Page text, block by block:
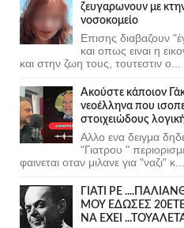
ζευγαρωνουν με
νοσοκομείο
Επισης διαβαζουν
και οπως ειναι η
και στην ζωη τους, τουτεστιν ο...
Ακούστε κάποιον
νεοέλληνα που
στοιχειώδους
Αλλο ενα δειγμα
"Γιατρου "
φαινεται οταν μιλανε για "ναζι" κ...
ΓΙΑΤΙ ΡΕ
ΜΟΥ ΕΔΩΣΕΣ
ΝΑ ΕΧΕΙ